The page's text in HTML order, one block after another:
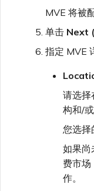
MVE 将被
单击 Next
指定 MVE
请选择
构和/
您选择
如果尚
费市场
作。